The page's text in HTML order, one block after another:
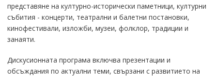
представяне на културно-исторически паметници, културни
събития - концерти, театрални и балетни постановки,
кинофестивали, изложби, музеи, фолклор, традиции и
занаяти.
Дискусионната програма включва презентации и
обсъждания по актуални теми, свързани с развитието на